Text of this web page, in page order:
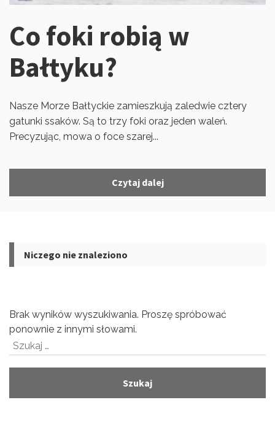
Co foki robią w
Bałtyku?
Nasze Morze Bałtyckie zamieszkują zaledwie cztery
gatunki ssaków. Są to trzy foki oraz jeden waleń.
Precyzując, mowa o foce szarej...
Czytaj dalej
Niczego nie znaleziono
Brak wyników wyszukiwania. Proszę spróbować
ponownie z innymi słowami.
Szukaj: